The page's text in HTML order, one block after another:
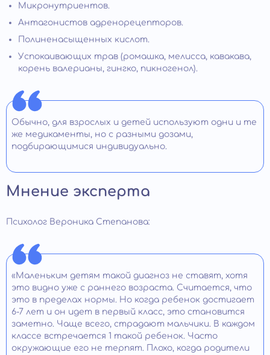
Микронутриентов.
Антагонистов адренорецепторов.
Полиненасыщенных кислот.
Успокаивающих трав (ромашка, мелисса, кавакава,
корень валерианы, гингко, пикногенол).
Обычно, для взрослых и детей используют одни и те
же медикаменты, но с разными дозами,
подбирающимися индивидуально.
Мнение эксперта
Психолог Вероника Степанова:
«Маленьким детям такой диагноз не ставят, хотя
это видно уже с раннего возраста. Считается, что
это в пределах нормы. Но когда ребенок достигает
6-7 лет и он идет в первый класс, это становится
заметно. Чаще всего, страдают мальчики. В каждом
классе встречается 1 такой ребенок. Часто
окружающие его не терпят. Плохо, когда родители